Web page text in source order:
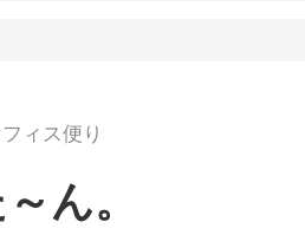
ィス便り
ん。